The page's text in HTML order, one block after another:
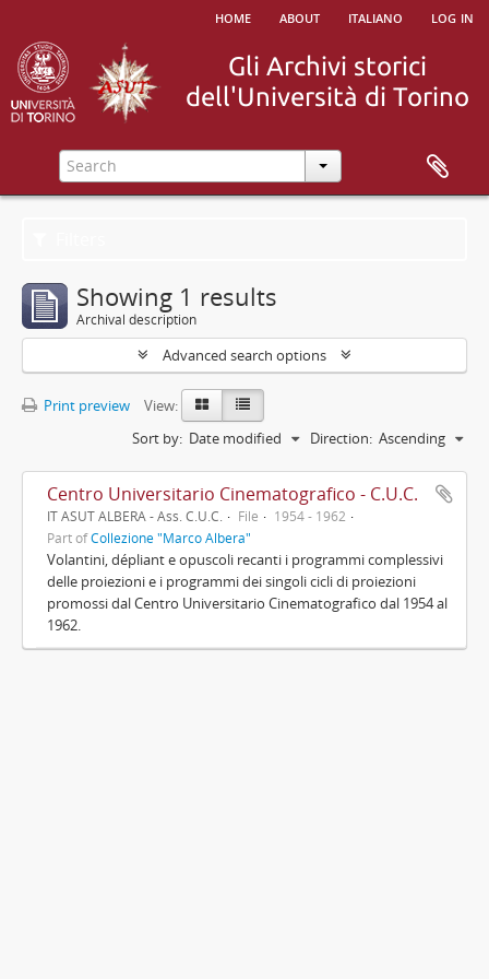
home about italiano log in
Showing 1 results
Archival description
Advanced search options
Print preview
View:
Sort by: Date modified Direction: Ascending
Centro Universitario Cinematografico - C.U.C.
IT ASUT ALBERA - Ass. C.U.C. File
1954 - 1962
Part ofCollezione "Marco Albera"
Volantini, dépliant e opuscoli recanti i programmi complessivi
delle proiezioni e i programmi dei singoli cicli di proiezioni
promossi dal Centro Universitario Cinematografico dal 1954 al
1962.